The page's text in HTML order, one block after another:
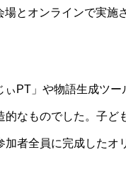
とオンラインで実施
PT」や物語生成ツ
なものでした。子ど
者全員に完成したオ